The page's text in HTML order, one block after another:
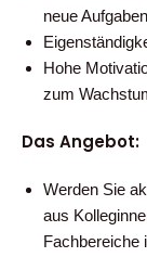
neue
Hohe
zum
Das Angebot:
Werden Sie
aus
Fachbereiche